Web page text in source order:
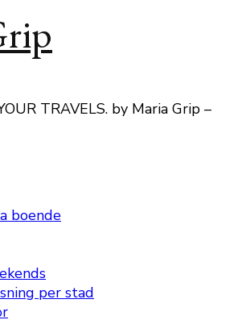
TRAVELS. by Maria Grip –
boende
per stad